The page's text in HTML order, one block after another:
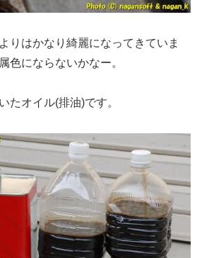
りはかなり綺麗になってきていま
色にならないかなー。
たオイル(排油)です。